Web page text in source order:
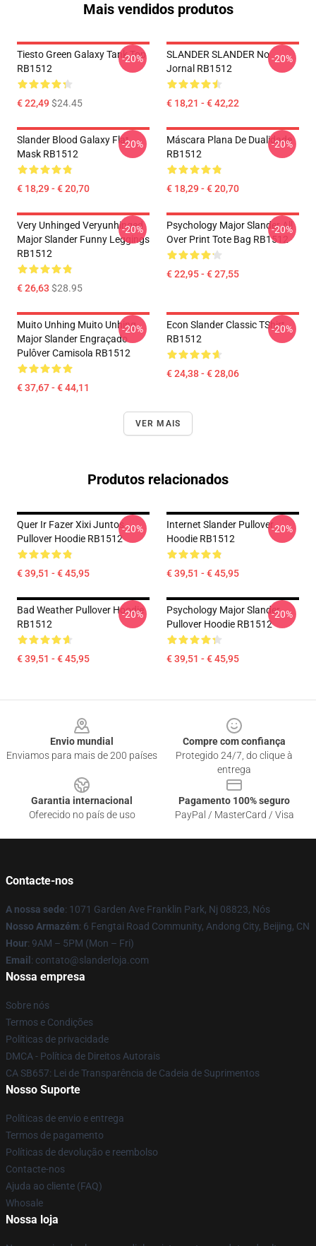
Mais vendidos produtos
Tiesto Green Galaxy Tank Top
RB1512
€ 22,49$24.45
-20%
SLANDER SLANDER No
Jornal RB1512
€ 18,21 - € 42,22
-20%
Slander Blood Galaxy Flat
Mask RB1512
€ 18,29 - € 20,70
-20%
Máscara Plana De Dualidade
RB1512
€ 18,29 - € 20,70
-20%
Very Unhinged Veryunhinged
Major Slander Funny Leggings
RB1512
€ 26,63 $28.95
-20%
Psychology Major Slander All
Over Print Tote Bag RB1512
€ 22,95 - € 27,55
-20%
Muito Unhing Muito Unhing
Major Slander Engraçado
Pulôver Camisola RB1512
€ 37,67 - € 44,11
-20%
Econ Slander Classic TShirt
RB1512
€ 24,38 - € 28,06
-20%
VER MAIS
Produtos relacionados
Quer Ir Fazer Xixi Juntos
Pullover Hoodie RB1512
€ 39,51 - € 45,95
-20%
Internet Slander Pullover
Hoodie RB1512
€ 39,51 - € 45,95
-20%
Bad Weather Pullover Hoodie
RB1512
€ 39,51 - € 45,95
-20%
Psychology Major Slander
Pullover Hoodie RB1512
€ 39,51 - € 45,95
-20%
Envio mundial
Enviamos para mais de 200 países
Compre com confiança
Protegido 24/7, do clique à
entrega
Garantia internacional
Oferecido no país de uso
Pagamento 100% seguro
PayPal / MasterCard / Visa
Contacte-nos
A nossa sede: 1071 Garden Ave Franklin Park, Nj 08823, Nós
Nosso Armazém: 6 Fengtai Road Community, Andong City, Beijing, CN
Hour: 9AM – 5PM (Mon – Fri)
Email : contato@slanderloja.com
Nossa empresa
Sobre nós
Termos e Condições
Políticas de privacidade
DMCA - Política de Direitos Autorais
CA SB657: Lei de Transparência de Cadeia de Suprimentos
Nosso Suporte
Políticas de envio e entrega
Termos de pagamento
Políticas de devolução e reembolso
Contacte-nos
Ajuda ao cliente (FAQ)
Whosale
Nossa loja